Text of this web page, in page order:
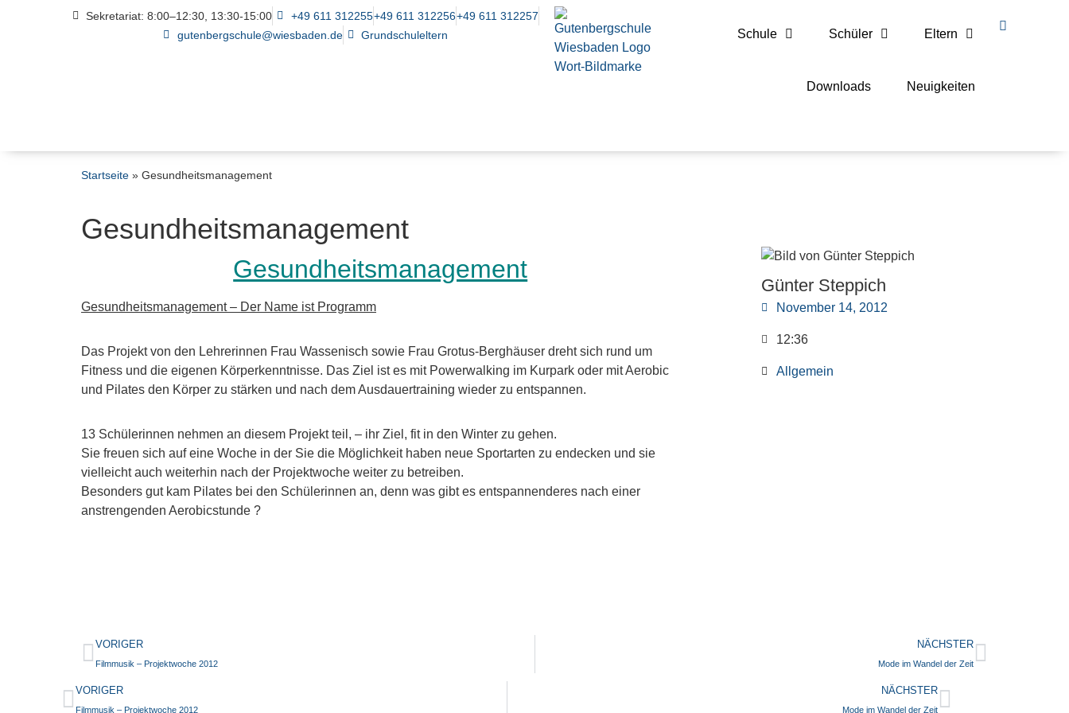
Sekretariat: 8:00–12:30, 13:30-15:00 +49 611 312255+49 611 312256+49 611 312257
gutenbergschule@wiesbaden.de
Grundschuleltern Schule Schüler Eltern
Downloads Neuigkeiten
Startseite » Gesundheitsmanagement
Gesundheitsmanagement
Gesundheitsmanagement
Gesundheitsmanagement – Der Name ist Programm
Das Projekt von den Lehrerinnen Frau Wassenisch sowie Frau Grotus-Berghäuser dreht sich rund um
Fitness und die eigenen Körperkenntnisse. Das Ziel ist es mit Powerwalking im Kurpark oder mit Aerobic
und Pilates den Körper zu stärken und nach dem Ausdauertraining wieder zu entspannen.
13 Schülerinnen nehmen an diesem Projekt teil, – ihr Ziel, fit in den Winter zu gehen.
Sie freuen sich auf eine Woche in der Sie die Möglichkeit haben neue Sportarten zu endecken und sie
vielleicht auch weiterhin nach der Projektwoche weiter zu betreiben.
Besonders gut kam Pilates bei den Schülerinnen an, denn was gibt es entspannenderes nach einer
anstrengenden Aerobicstunde ?
Günter Steppich
November 14, 2012
12:36
Allgemein
VORIGER
Filmmusik – Projektwoche 2012
NÄCHSTER
Mode im Wandel der Zeit
VORIGER
Filmmusik – Projektwoche 2012
NÄCHSTER
Mode im Wandel der Zeit